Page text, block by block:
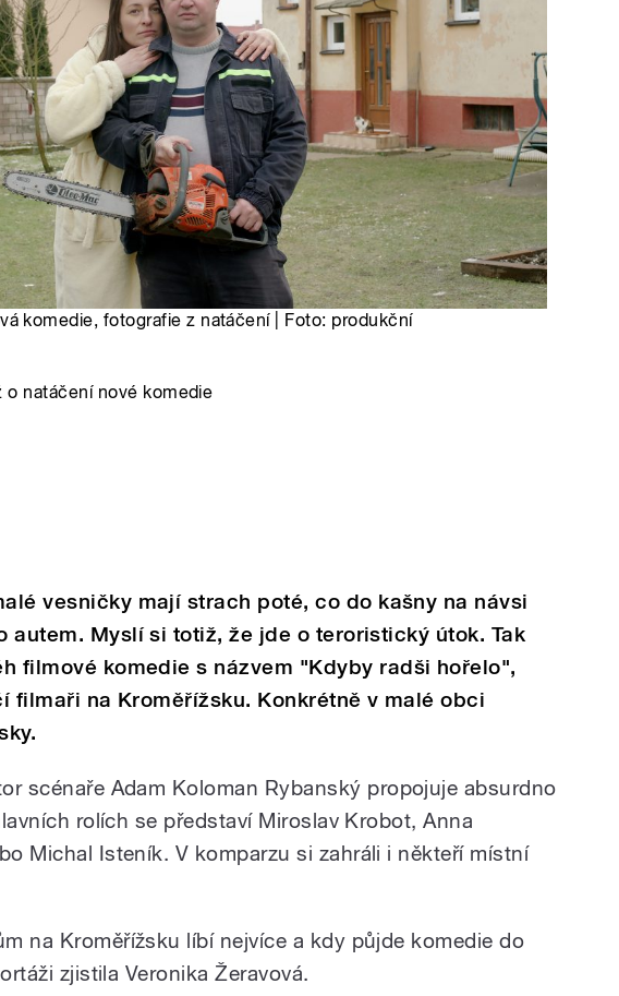
komedie, fotografie z natáčení | Foto: produkční
o natáčení nové komedie
vesničky mají strach poté, co do kašny na návsi
autem. Myslí si totiž, že jde o teroristický útok. Tak
filmové komedie s názvem "Kdyby radši hořelo",
filmaři na Kroměřížsku. Konkrétně v malé obci
scénaře Adam Koloman Rybanský propojuje absurdno
rolích se představí Miroslav Krobot, Anna
Michal Isteník. V komparzu si zahráli i někteří místní
na Kroměřížsku líbí nejvíce a kdy půjde komedie do
zjistila Veronika Žeravová.